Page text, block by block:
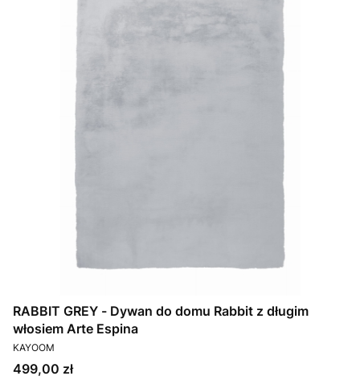
RABBIT GREY - Dywan do domu Rabbit z długim
włosiem Arte Espina
PRODUCENT
KAYOOM
Cena
499,00 zł